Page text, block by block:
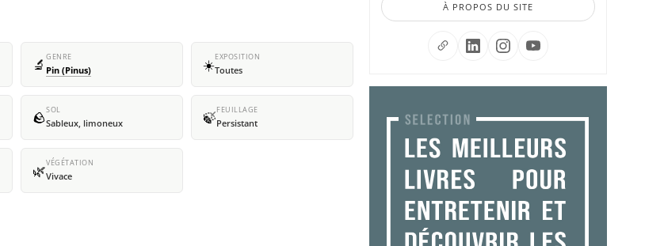
🔬 GENRE
Pin (Pinus) ☀️EXPOSITION
Toutes
🪨SOL
Sableux, limoneux 🍃FEUILLAGE
Persistant
🌿VÉGÉTATION
Vivace
À PROPOS DU SITE